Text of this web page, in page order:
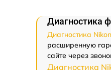
Диагностика
Диагностика
расширенную
сайте через
Диагностика